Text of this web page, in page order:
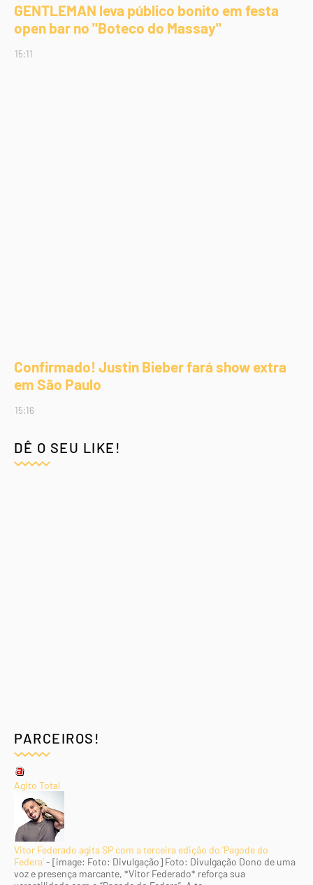
GENTLEMAN leva público bonito em festa
open bar no "Boteco do Massay"
15:11
Confirmado! Justin Bieber fará show extra
em São Paulo
15:16
DÊ O SEU LIKE!
PARCEIROS!
Agito Total
Vitor Federado agita SP com a terceira edição do 'Pagode do
Federa'- [image: Foto: Divulgação] Foto: Divulgação Dono de uma
voz e presença marcante, *Vitor Federado* reforça sua